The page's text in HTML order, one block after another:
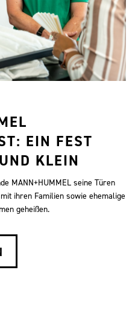
EIN FEST
KLEIN
MANN+HUMMEL seine Türen
ihren Familien sowie ehemalige
geheißen.